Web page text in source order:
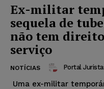
Ex-militar
sequela de
não tem
serviço
NOTÍCIAS Portal
Uma ex-militar